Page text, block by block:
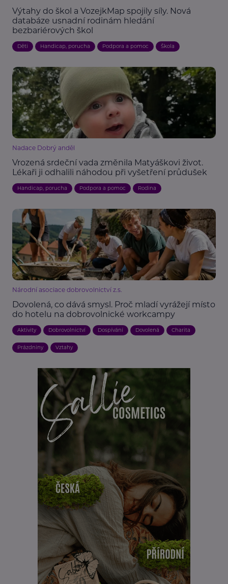
Výtahy do škol a VozejkMap spojily síly. Nová
databáze usnadní rodinám hledání
bezbariérových škol
Děti Handicap, porucha Podpora a pomoc Škola
Nadace Dobrý anděl
Vrozená srdeční vada změnila Matyáškovi život.
Lékaři ji odhalili náhodou při vyšetření průdušek
Handicap, porucha Podpora a pomoc Rodina
Národní asociace dobrovolnictví z.s.
Dovolená, co dává smysl. Proč mladí vyrážejí místo
do hotelu na dobrovolnické workcampy
Aktivity Dobrovolnictví Dospívání Dovolená Charita
Prázdniny Vztahy